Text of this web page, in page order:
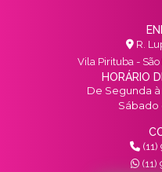
R.
Vila Pirituba -
HORÁRIO
De Segunda à
Sábado
(11)
(11)